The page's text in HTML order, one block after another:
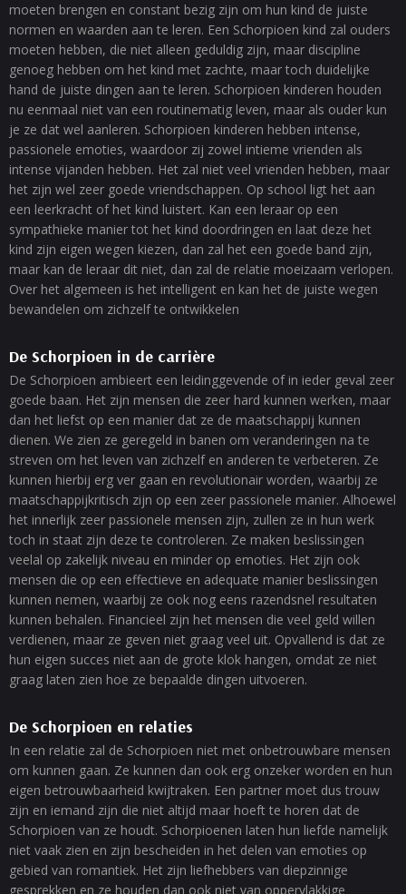
moeten brengen en constant bezig zijn om hun kind de juiste
normen en waarden aan te leren. Een Schorpioen kind zal ouders
moeten hebben, die niet alleen geduldig zijn, maar discipline
genoeg hebben om het kind met zachte, maar toch duidelijke
hand de juiste dingen aan te leren. Schorpioen kinderen houden
nu eenmaal niet van een routinematig leven, maar als ouder kun
je ze dat wel aanleren. Schorpioen kinderen hebben intense,
passionele emoties, waardoor zij zowel intieme vrienden als
intense vijanden hebben. Het zal niet veel vrienden hebben, maar
het zijn wel zeer goede vriendschappen. Op school ligt het aan
een leerkracht of het kind luistert. Kan een leraar op een
sympathieke manier tot het kind doordringen en laat deze het
kind zijn eigen wegen kiezen, dan zal het een goede band zijn,
maar kan de leraar dit niet, dan zal de relatie moeizaam verlopen.
Over het algemeen is het intelligent en kan het de juiste wegen
bewandelen om zichzelf te ontwikkelen
De Schorpioen in de carrière
De Schorpioen ambieert een leidinggevende of in ieder geval zeer
goede baan. Het zijn mensen die zeer hard kunnen werken, maar
dan het liefst op een manier dat ze de maatschappij kunnen
dienen. We zien ze geregeld in banen om veranderingen na te
streven om het leven van zichzelf en anderen te verbeteren. Ze
kunnen hierbij erg ver gaan en revolutionair worden, waarbij ze
maatschappijkritisch zijn op een zeer passionele manier. Alhoewel
het innerlijk zeer passionele mensen zijn, zullen ze in hun werk
toch in staat zijn deze te controleren. Ze maken beslissingen
veelal op zakelijk niveau en minder op emoties. Het zijn ook
mensen die op een effectieve en adequate manier beslissingen
kunnen nemen, waarbij ze ook nog eens razendsnel resultaten
kunnen behalen. Financieel zijn het mensen die veel geld willen
verdienen, maar ze geven niet graag veel uit. Opvallend is dat ze
hun eigen succes niet aan de grote klok hangen, omdat ze niet
graag laten zien hoe ze bepaalde dingen uitvoeren.
De Schorpioen en relaties
In een relatie zal de Schorpioen niet met onbetrouwbare mensen
om kunnen gaan. Ze kunnen dan ook erg onzeker worden en hun
eigen betrouwbaarheid kwijtraken. Een partner moet dus trouw
zijn en iemand zijn die niet altijd maar hoeft te horen dat de
Schorpioen van ze houdt. Schorpioenen laten hun liefde namelijk
niet vaak zien en zijn bescheiden in het delen van emoties op
gebied van romantiek. Het zijn liefhebbers van diepzinnige
gesprekken en ze houden dan ook niet van oppervlakkige